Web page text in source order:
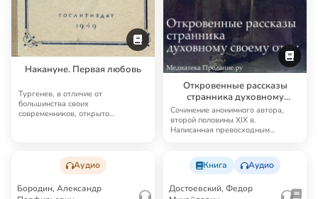
Накануне. Первая любовь
Тургенев, в отличие от
большинства своих
современников, открыто
Откровенные рассказы
странника духовному
своему отцу
Сочинение анонимного автора,
второй половины XIX в.
Написанная превосходным
Аудио
Бородин, Александр
Книга Аудио
Достоевский, Федор